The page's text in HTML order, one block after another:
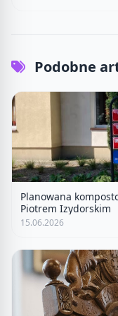
Podobne
Planowana
Piotrem Izydorskim
15.06.2026